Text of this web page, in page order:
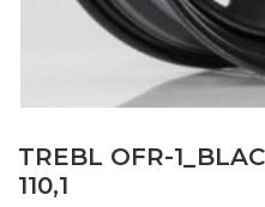
TREBL OFR-
110,1